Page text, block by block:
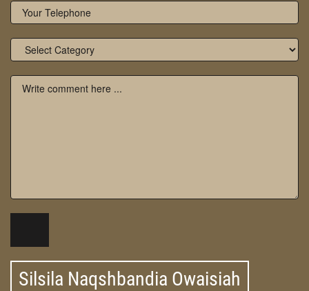
Silsila Naqshbandia Owaisiah